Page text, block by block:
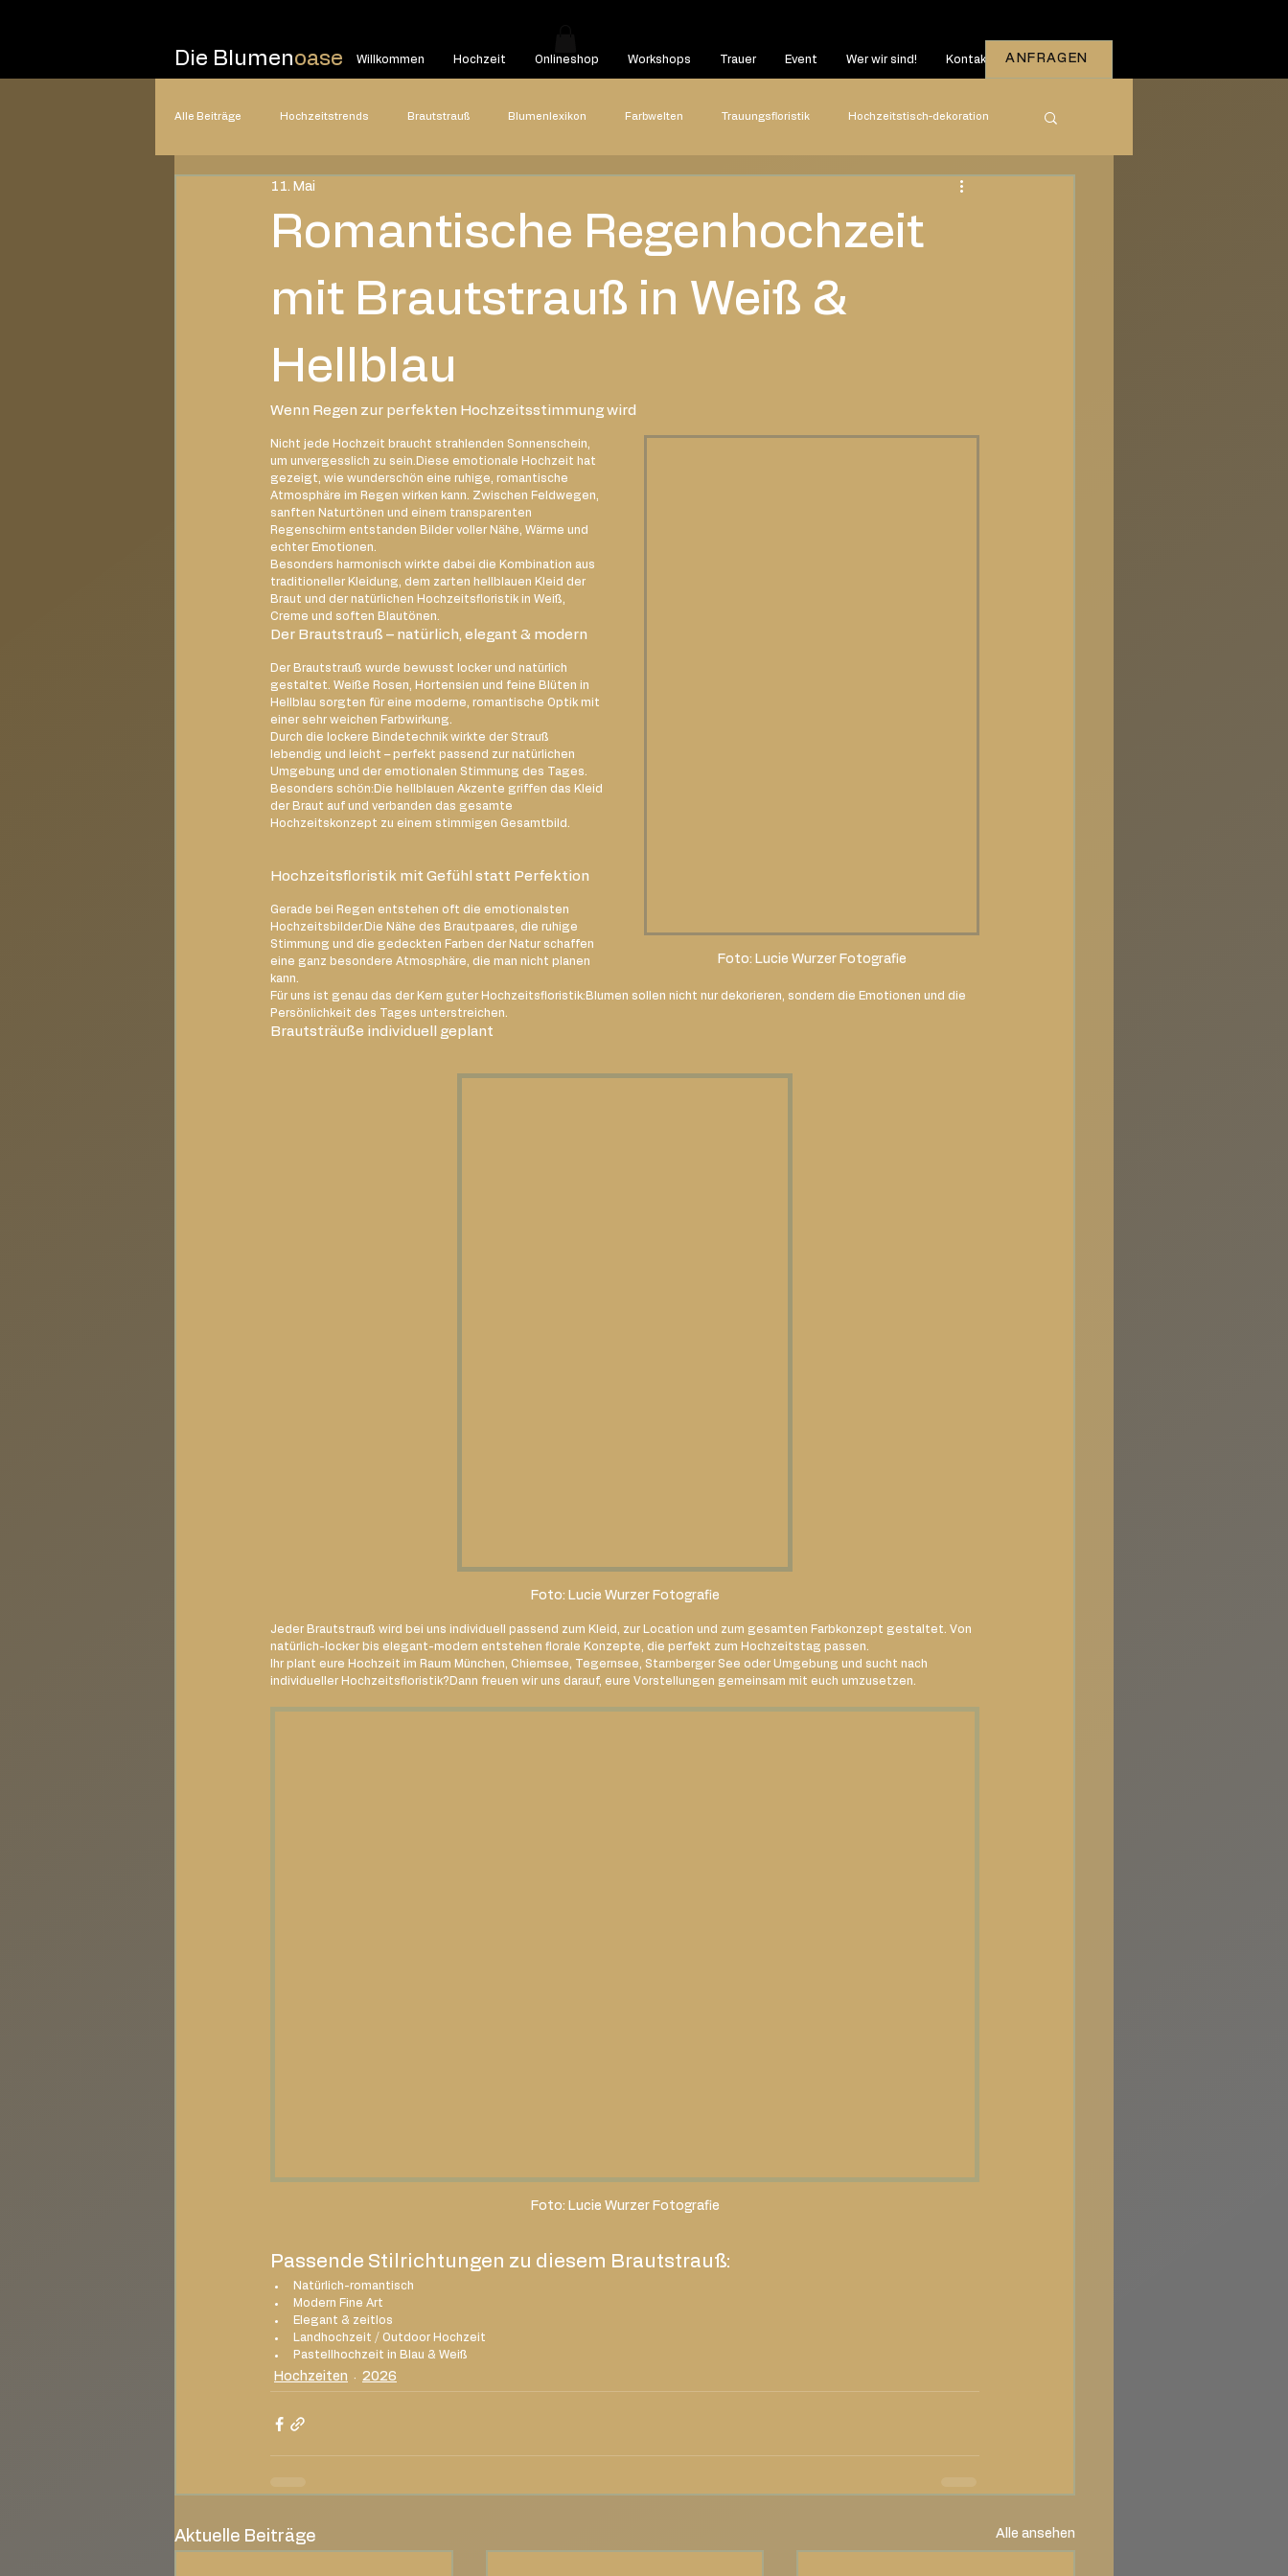
Die Blumenoase Willkommen Hochzeit Onlineshop Workshops Trauer Event Wer wir sind! Kontakt ANFRAGEN
Alle Beiträge Hochzeitstrends Brautstrauß Blumenlexikon Farbwelten Trauungsfloristik Hochzeitstisch-dekoration
Hochzeitsplanung
Romantische Regenhochzeit
mit Brautstrauß in Weiß &
Hellblau
11. Mai
Wenn Regen zur perfekten Hochzeitsstimmung wird
Foto: Lucie Wurzer Fotografie
Nicht jede Hochzeit braucht strahlenden Sonnenschein,
um unvergesslich zu sein.Diese emotionale Hochzeit hat
gezeigt, wie wunderschön eine ruhige, romantische
Atmosphäre im Regen wirken kann. Zwischen Feldwegen,
sanften Naturtönen und einem transparenten
Regenschirm entstanden Bilder voller Nähe, Wärme und
echter Emotionen.
Besonders harmonisch wirkte dabei die Kombination aus
traditioneller Kleidung, dem zarten hellblauen Kleid der
Braut und der natürlichen Hochzeitsfloristik in Weiß,
Creme und soften Blautönen.
Der Brautstrauß – natürlich, elegant & modern
Der Brautstrauß wurde bewusst locker und natürlich
gestaltet. Weiße Rosen, Hortensien und feine Blüten in
Hellblau sorgten für eine moderne, romantische Optik mit
einer sehr weichen Farbwirkung.
Durch die lockere Bindetechnik wirkte der Strauß
lebendig und leicht – perfekt passend zur natürlichen
Umgebung und der emotionalen Stimmung des Tages.
Besonders schön:Die hellblauen Akzente griffen das Kleid
der Braut auf und verbanden das gesamte
Hochzeitskonzept zu einem stimmigen Gesamtbild.
Hochzeitsfloristik mit Gefühl statt Perfektion
Gerade bei Regen entstehen oft die emotionalsten
Hochzeitsbilder.Die Nähe des Brautpaares, die ruhige
Stimmung und die gedeckten Farben der Natur schaffen
eine ganz besondere Atmosphäre, die man nicht planen
kann.
Für uns ist genau das der Kern guter Hochzeitsfloristik:Blumen sollen nicht nur dekorieren, sondern die Emotionen und die
Persönlichkeit des Tages unterstreichen.
Brautsträuße individuell geplant
Foto: Lucie Wurzer Fotografie
Jeder Brautstrauß wird bei uns individuell passend zum Kleid, zur Location und zum gesamten Farbkonzept gestaltet. Von
natürlich-locker bis elegant-modern entstehen florale Konzepte, die perfekt zum Hochzeitstag passen.
Ihr plant eure Hochzeit im Raum München, Chiemsee, Tegernsee, Starnberger See oder Umgebung und sucht nach
individueller Hochzeitsfloristik?Dann freuen wir uns darauf, eure Vorstellungen gemeinsam mit euch umzusetzen.
Foto: Lucie Wurzer Fotografie
Passende Stilrichtungen zu diesem Brautstrauß:
Natürlich-romantisch
Modern Fine Art
Elegant & zeitlos
Landhochzeit / Outdoor Hochzeit
Pastellhochzeit in Blau & Weiß
Hochzeiten 2026
Aktuelle Beiträge Alle ansehen